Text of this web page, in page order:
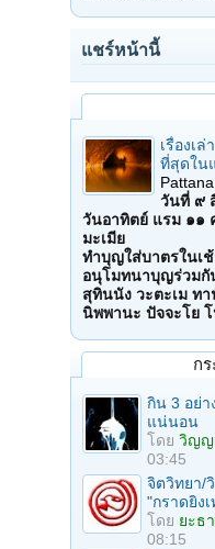
แชร์หน้านี้
เรื่องเ
ที่สุดใน
Pattana
วันที่ ๙
วันอาทิตย์ แรม ๑๑
มะเมีย
ทำบุญใส่บาตรในเ
อนุโมทนาบุญร่วมกั
สุทินนัง วะตะเม ท
นิพพานะ ปัจจะโย
ก
กิน 3 อย่
แน่นอน
โดย วิญญ
03:45
จิตวิทยา/
"กราดยิง
โดย ยะธ
08:15